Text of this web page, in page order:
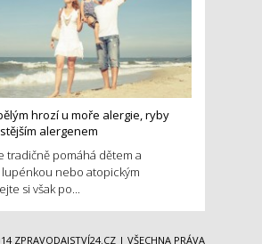
hrozí u moře alergie, ryby
alergenem
tradičně pomáhá dětem a
lupénkou nebo atopickým
si však po...
ZPRAVODAJSTVÍ24.CZ | VŠECHNA PRÁVA